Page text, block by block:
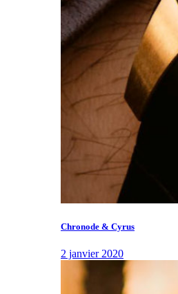
Chronode & Cyrus
2 janvier 2020